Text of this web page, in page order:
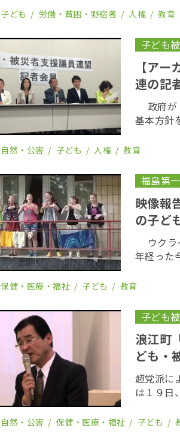
「子ども
た。
子ども 労働・貧困・野宿者 人権 教育
子ども
【ア
連の記
政府が
基本方針
行った。
自然・公害 子ども 人権 教育
福島第
映像報
の子ど
現場か
ウクラ
年経った
は、今も
ラ […]
保健・医療・福祉 子ども 教育
子ども
浪江町
ども・
超党派に
は１９日
を発表し
自然・公害 保健・医療・福祉 子ども